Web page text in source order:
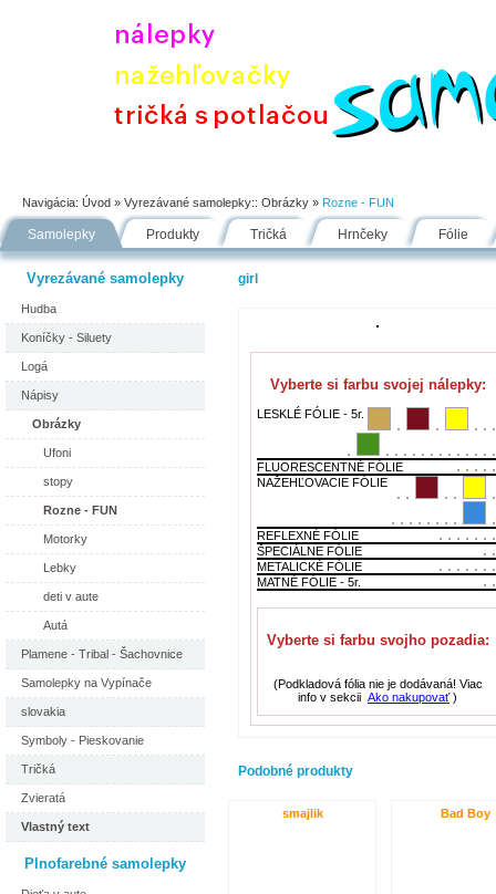
Navigácia: Úvod » Vyrezávané samolepky:: Obrázky » Rozne - FUN
Samolepky Produkty Tričká Hrnčeky Fólie
Vyrezávané samolepky
Hudba
Koníčky - Siluety
Logá
Nápisy
Obrázky
Ufoni
stopy
Rozne - FUN
Motorky
Lebky
deti v aute
Autá
Plamene - Tribal - Šachovnice
Samolepky na Vypínače
slovakia
Symboly - Pieskovanie
Tričká
Zvieratá
Vlastný text
Plnofarebné samolepky
girl
Vyberte si farbu svojej nálepky:
LESKLÉ FÓLIE - 5r.
FLUORESCENTNÉ FÓLIE
NAŽEHĽOVACIE FÓLIE
REFLEXNÉ FÓLIE
ŠPECIÁLNE FÓLIE
METALICKÉ FÓLIE
MATNÉ FÓLIE - 5r.
Vyberte si farbu svojho pozadia:
(Podkladová fólia nie je dodávaná! Viac
info v sekcii Ako nakupovať )
Podobné produkty
smajlik Bad Boy